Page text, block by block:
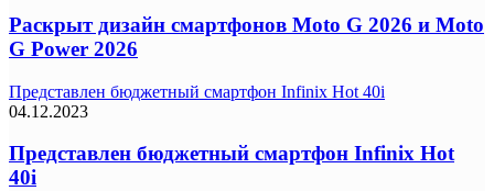
Раскрыт дизайн смартфонов Moto G 2026 и Moto
G Power 2026
Представлен бюджетный смартфон Infinix Hot 40i
04.12.2023
Представлен бюджетный смартфон Infinix Hot
40i